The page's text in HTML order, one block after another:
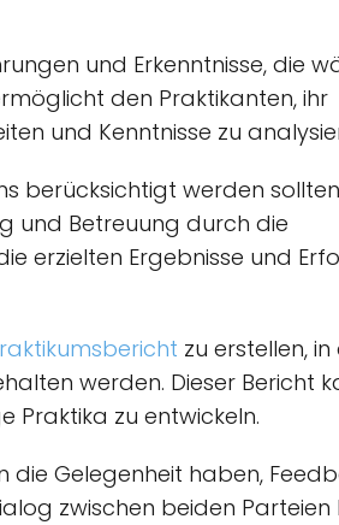
und Erkenntnisse, die
den Praktikanten, ihr
und Kenntnisse zu
berücksichtigt werden
und Betreuung durch die
erzielten Ergebnisse und
zu erstellen,
werden. Dieser Bericht
Praktika zu entwickeln.
die Gelegenheit haben,
zwischen beiden Parteien